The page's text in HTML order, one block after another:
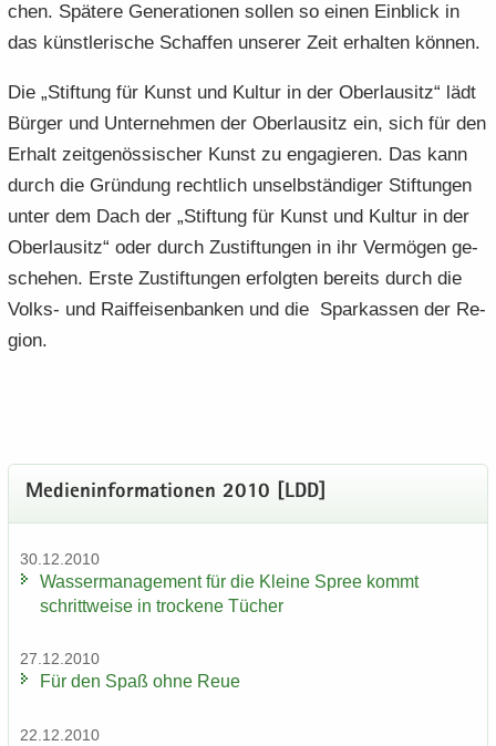
chen. Spä­te­re Ge­ne­ra­tio­nen sol­len so einen Ein­blick in
das künst­le­ri­sche Schaf­fen un­se­rer Zeit er­hal­ten kön­nen.
Die „Stif­tung für Kunst und Kul­tur in der Ober­lau­sitz“ lädt
Bür­ger und Un­ter­neh­men der Ober­lau­sitz ein, sich für den
Er­halt zeit­ge­nös­si­scher Kunst zu en­ga­gie­ren. Das kann
durch die Grün­dung recht­lich un­selb­stän­di­ger Stif­tun­gen
unter dem Dach der „Stif­tung für Kunst und Kul­tur in der
Ober­lau­sitz“ oder durch Zu­stif­tun­gen in ihr Ver­mö­gen ge­
sche­hen. Erste Zu­stif­tun­gen er­folg­ten be­reits durch die
Volks-​ und Raiff­ei­sen­ban­ken und die Spar­kas­sen der Re­
gi­on.
Me­di­en­in­for­ma­tio­nen 2010 [LDD]
30.12.2010
Was­ser­ma­nage­ment für die Klei­ne Spree kommt
schritt­wei­se in tro­cke­ne Tü­cher
27.12.2010
Für den Spaß ohne Reue
22.12.2010